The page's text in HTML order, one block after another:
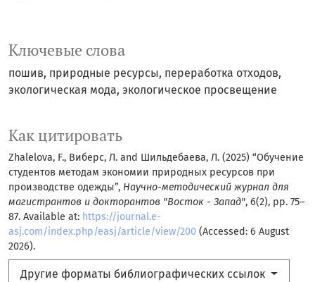
Ключевые слова
пошив, природные ресурсы, переработка отходов,
экологическая мода, экологическое просвещение
Как цитировать
Zhalelova, F., Виберс, Л. and Шильдебаева, Л. (2025) “Обучение
студентов методам экономии природных ресурсов при
производстве одежды”, Научно-методический журнал для
магистрантов и докторантов "Восток - Запад", 6(2), pp. 75–
87. Available at: https://journal.e-
asj.com/index.php/easj/article/view/200 (Accessed: 6 August
2026).
Другие форматы библиографических ссылок